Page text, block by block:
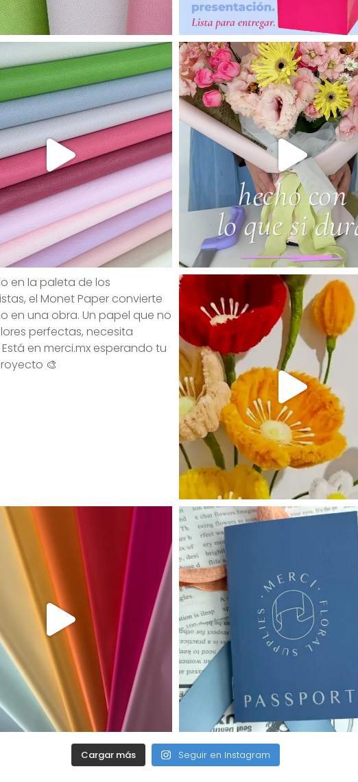
Cargar más Seguir en Instagram